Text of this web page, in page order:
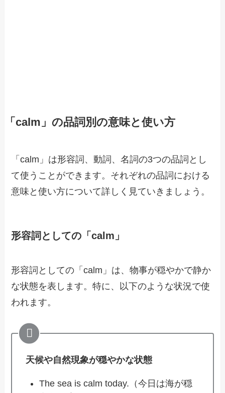
「calm」の品詞別の意味と使い方
「calm」は形容詞、動詞、名詞の3つの品詞とし
て使うことができます。それぞれの品詞における
意味と使い方について詳しく見ていきましょう。
形容詞としての「calm」
形容詞としての「calm」は、物事が穏やかで静か
な状態を表します。特に、以下のような状況で使
われます。
天候や自然現象が穏やかな状態
The sea is calm today.（今日は海が穏